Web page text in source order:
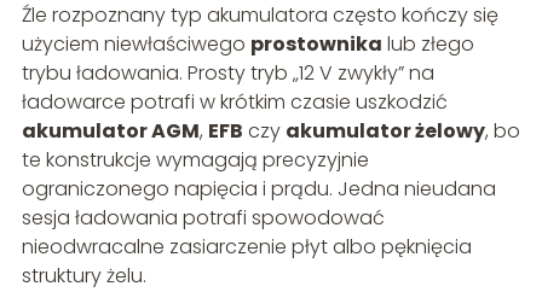
Źle rozpoznany typ akumulatora często kończy się
użyciem niewłaściwego prostownika lub złego
trybu ładowania. Prosty tryb „12 V zwykły” na
ładowarce potrafi w krótkim czasie uszkodzić
akumulator AGM, EFB czy akumulator żelowy, bo
te konstrukcje wymagają precyzyjnie
ograniczonego napięcia i prądu. Jedna nieudana
sesja ładowania potrafi spowodować
nieodwracalne zasiarczenie płyt albo pęknięcia
struktury żelu.